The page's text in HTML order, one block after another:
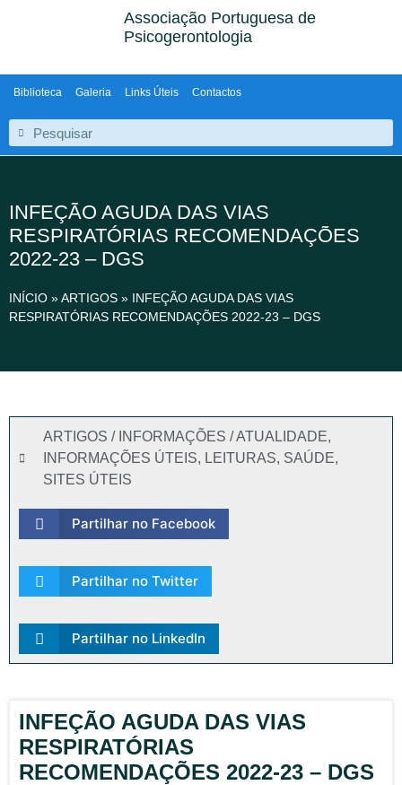
Associação Portuguesa de
Psicogerontologia
Biblioteca Galeria Links Úteis Contactos
INFEÇÃO AGUDA DAS VIAS
RESPIRATÓRIAS RECOMENDAÇÕES
2022-23 – DGS
INÍCIO »ARTIGOS » INFEÇÃO AGUDA DAS VIAS
RESPIRATÓRIAS RECOMENDAÇÕES 2022-23 – DGS
ARTIGOS / INFORMAÇÕES / ATUALIDADE,
INFORMAÇÕES ÚTEIS, LEITURAS, SAÚDE,
SITES ÚTEIS
Partilhar no Facebook
Partilhar no Twitter
Partilhar no LinkedIn
INFEÇÃO AGUDA DAS VIAS
RESPIRATÓRIAS
RECOMENDAÇÕES 2022-23 – DGS